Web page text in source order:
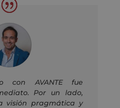
con AVANTE fue
Por un lado,
visión pragmática y